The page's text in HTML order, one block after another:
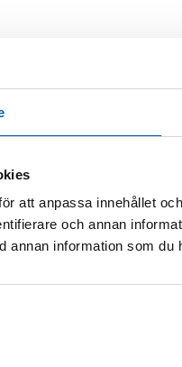
att anpassa innehållet
och annan
annan information som